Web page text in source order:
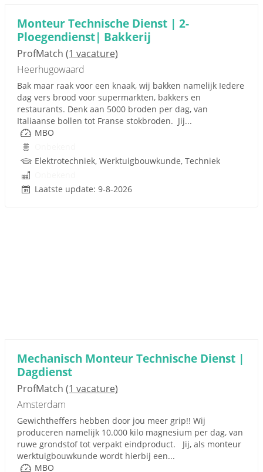
Monteur Technische Dienst | 2-
Ploegendienst| Bakkerij
ProfMatch (1 vacature)
Heerhugowaard
Bak maar raak voor een knaak, wij bakken namelijk Iedere
dag vers brood voor supermarkten, bakkers en
restaurants. Denk aan 5000 broden per dag, van
Italiaanse bollen tot Franse stokbroden. Jij...
MBO
Elektrotechniek, Werktuigbouwkunde, Techniek
Laatste update: 9-8-2026
Mechanisch Monteur Technische Dienst |
Dagdienst
ProfMatch (1 vacature)
Amsterdam
Gewichtheffers hebben door jou meer grip!! Wij
produceren namelijk 10.000 kilo magnesium per dag, van
ruwe grondstof tot verpakt eindproduct. Jij, als monteur
werktuigbouwkunde wordt hierbij een...
MBO